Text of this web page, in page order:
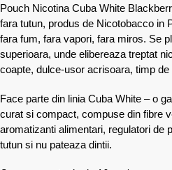
Pouch Nicotina Cuba White
fara tutun, produs de Nicotobacco in
fara fum, fara vapori, fara miros. Se
superioara, unde elibereaza treptat
coapte, dulce-usor acrisoara, timp de
Face parte din linia Cuba White – o
curat si compact, compuse din fibre
aromatizanti alimentari, regulatori de
tutun si nu pateaza dintii.